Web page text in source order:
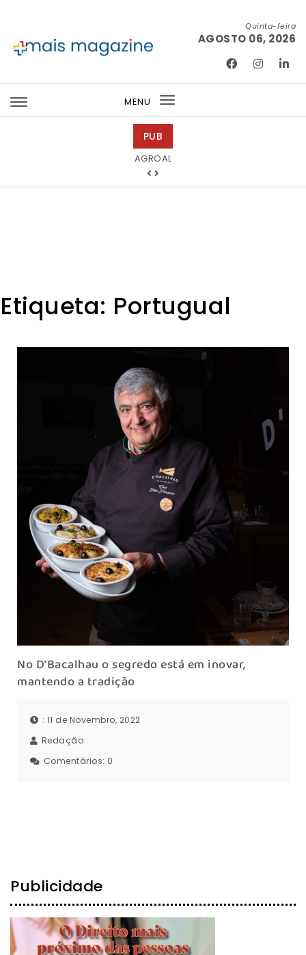
Quinta-feira
AGOSTO 06, 2026
MENU
Toggle
PUB
Tintas 2000
Etiqueta: Portugual
No D’Bacalhau o segredo está em inovar,
mantendo a tradição
: 11 de Novembro, 2022
Redação::
Comentários: 0
Publicidade